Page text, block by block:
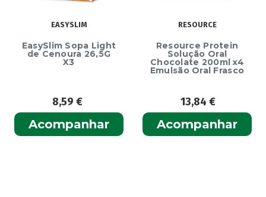
EASYSLIM
EasySlim Sopa Light
de Cenoura 26,5G
X3
8,59€
Acompanhar
RESOURCE
Resource Protein
Solução Oral
Chocolate 200ml x4
Emulsão Oral Frasco
13,84€
Acompanhar